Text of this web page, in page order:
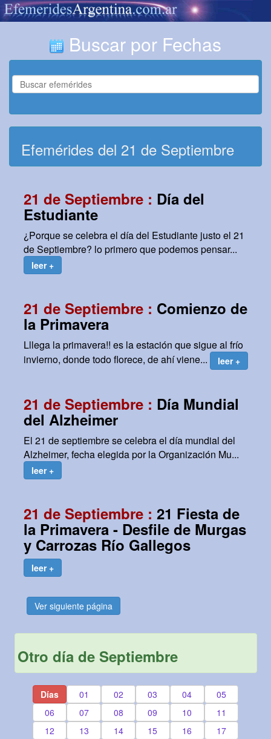
Buscar por Fechas
Efemérides del 21 de Septiembre
21 de Septiembre : Día del
Estudiante
¿Porque se celebra el día del Estudiante justo el 21
de Septiembre? lo primero que podemos pensar...
leer +
21 de Septiembre : Comienzo de
la Primavera
Lllega la primavera!! es la estación que sigue al frío
invierno, donde todo florece, de ahí viene...
leer +
21 de Septiembre : Día Mundial
del Alzheimer
El 21 de septiembre se celebra el día mundial del
Alzheimer, fecha elegida por la Organización Mu...
leer +
21 de Septiembre : 21 Fiesta de
la Primavera - Desfile de Murgas
y Carrozas Río Gallegos
leer +
Ver siguiente página
Otro día de Septiembre
Días 01 02 03 04
05
06
07 08 09 10
11
12
13 14 15 16
17